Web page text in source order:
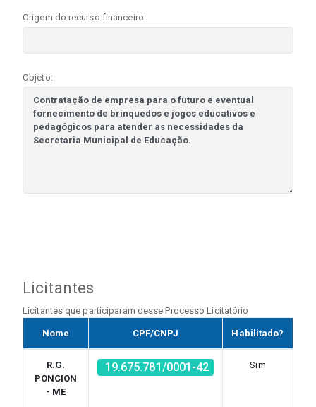
Origem do recurso financeiro:
Objeto:
Licitantes
Licitantes que participaram desse Processo Licitatório
Nome CPF/CNPJ Habilitado?
R.G.
PONCION
- ME
19.675.781/0001-42 Sim